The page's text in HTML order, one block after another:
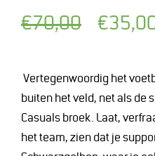
Normale
Afgeprijsde
€70,00
Vertegenwoordig het
buiten het veld, net als de
Casuals broek. Laat,
het team, zien dat je